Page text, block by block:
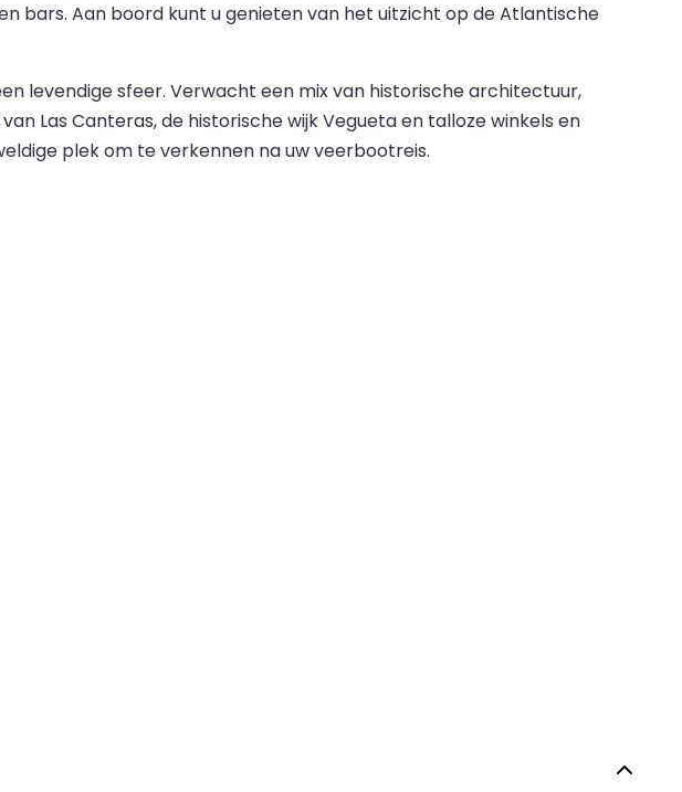
bars. Aan boord kunt u genieten van het uitzicht op de Atlantische
levendige sfeer. Verwacht een mix van historische architectuur,
Las Canteras, de historische wijk Vegueta en talloze winkels en
plek om te verkennen na uw veerbootreis.